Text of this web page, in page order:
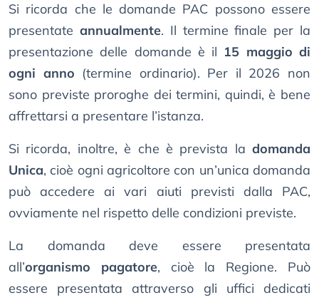
Si ricorda che le domande PAC possono essere
presentate annualmente. Il termine finale per la
presentazione delle domande è il 15 maggio di
ogni anno (termine ordinario). Per il 2026 non
sono previste proroghe dei termini, quindi, è bene
affrettarsi a presentare l’istanza.
Si ricorda, inoltre, è che è prevista la domanda
Unica, cioè ogni agricoltore con un’unica domanda
può accedere ai vari aiuti previsti dalla PAC,
ovviamente nel rispetto delle condizioni previste.
La domanda deve essere presentata
all’organismo pagatore, cioè la Regione. Può
essere presentata attraverso gli uffici dedicati